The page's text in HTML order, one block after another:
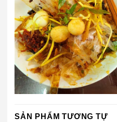
SẢN PHẨM TƯƠNG TỰ